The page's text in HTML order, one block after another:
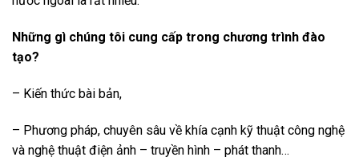
Những gì chúng tôi cung cấp trong chương trình đào
tạo?
– Kiến thức bài bản,
– Phương pháp, chuyên sâu về khía cạnh kỹ thuật công nghệ
và nghệ thuật điện ảnh – truyền hình – phát thanh…